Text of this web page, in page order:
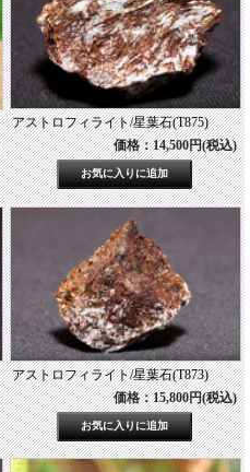
アストロフィライト/星葉石(T875)
価格：14,500円(税込)
アストロフィライト/星葉石(T873)
価格：15,800円(税込)